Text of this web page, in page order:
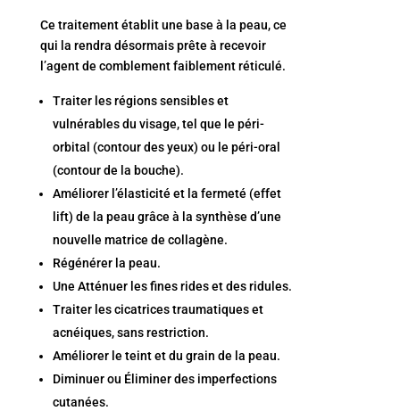
Ce traitement établit une base à la peau, ce
qui la rendra désormais prête à recevoir
l’agent de comblement faiblement réticulé.
Traiter les régions sensibles et
vulnérables du visage, tel que le péri-
orbital (contour des yeux) ou le péri-oral
(contour de la bouche).
Améliorer l’élasticité et la fermeté (effet
lift) de la peau grâce à la synthèse d’une
nouvelle matrice de collagène.
Régénérer la peau.
Une Atténuer les fines rides et des ridules.
Traiter les cicatrices traumatiques et
acnéiques, sans restriction.
Améliorer le teint et du grain de la peau.
Diminuer ou Éliminer des imperfections
cutanées.